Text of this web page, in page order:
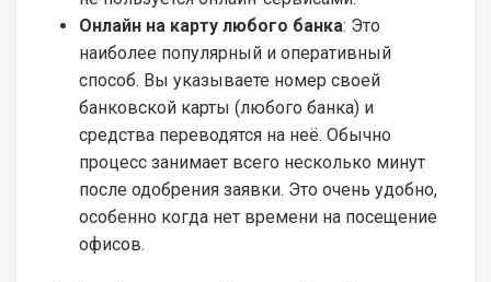
Онлайн на карту любого банка: Это
наиболее популярный и оперативный
способ. Вы указываете номер своей
банковской карты (любого банка) и
средства переводятся на неё. Обычно
процесс занимает всего несколько минут
после одобрения заявки. Это очень удобно,
особенно когда нет времени на посещение
офисов.